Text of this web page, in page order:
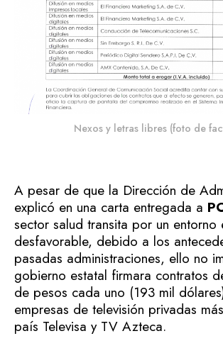
Nexos y letras libres (foto de
A pesar de que la Dirección de
explicó en una carta entregada a
sector salud transita por un entorno
desfavorable, debido a los
pasadas administraciones, ello no
gobierno estatal firmara contratos
de pesos cada uno (193 mil
empresas de televisión privadas
país Televisa y TV Azteca.